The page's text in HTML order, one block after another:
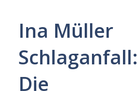
Ina Müller
Schlaganfall:
Die